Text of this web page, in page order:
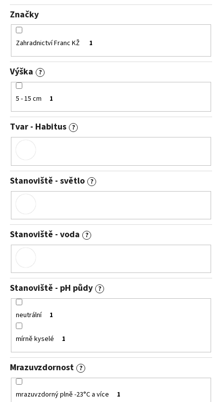
Značky
Zahradnictví Franc KŽ 1
Výška ?
5 - 15 cm 1
Tvar - Habitus ?
Stanoviště - světlo ?
Stanoviště - voda ?
Stanoviště - pH půdy ?
neutrální 1
mírně kyselé 1
Mrazuvzdornost ?
mrazuvzdorný plně -23°C a více 1
u
j
m
e
IBERIS
APPEN-
ETZ
IBERKA
STÁLEZELENÁ,
ŠTĚNIČNÍK
67
Kč